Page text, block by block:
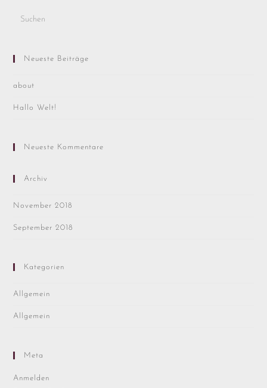
Neueste Beiträge
about
Hallo Welt!
Neueste Kommentare
Archiv
November 2018
September 2018
Kategorien
Allgemein
Allgemein
Meta
Anmelden